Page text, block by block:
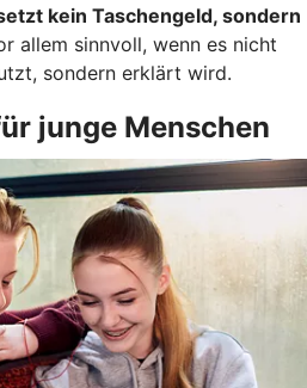
kein Taschengeld, sondern
allem sinnvoll, wenn es nicht
sondern erklärt wird.
junge Menschen